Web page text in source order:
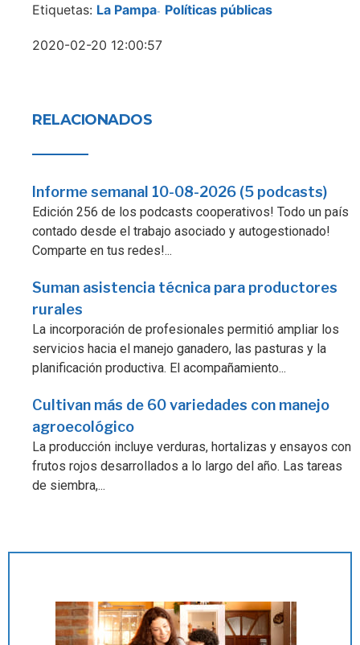
Etiquetas: La Pampa- Políticas públicas
2020-02-20 12:00:57
RELACIONADOS
Informe semanal 10-08-2026 (5 podcasts)
Edición 256 de los podcasts cooperativos! Todo un país
contado desde el trabajo asociado y autogestionado!
Comparte en tus redes!...
Suman asistencia técnica para productores
rurales
La incorporación de profesionales permitió ampliar los
servicios hacia el manejo ganadero, las pasturas y la
planificación productiva. El acompañamiento...
Cultivan más de 60 variedades con manejo
agroecológico
La producción incluye verduras, hortalizas y ensayos con
frutos rojos desarrollados a lo largo del año. Las tareas
de siembra,...